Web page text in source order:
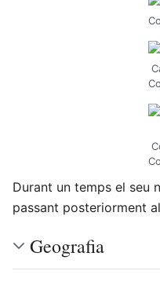
Durant un temps el seu
passant posteriorment
Geografia